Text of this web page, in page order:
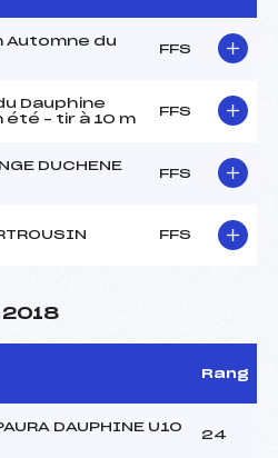
Automne du
FFS
Dauphine
été – tir à 10 m
FFS
DUCHENE
FFS
FFS
Rang
DAUPHINE U10
24